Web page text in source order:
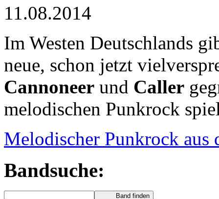
11.08.2014
Im Westen Deutschlands
neue, schon jetzt
Cannoneer und Caller
melodischen Punkrock
Melodischer Punkrock aus
Bandsuche: